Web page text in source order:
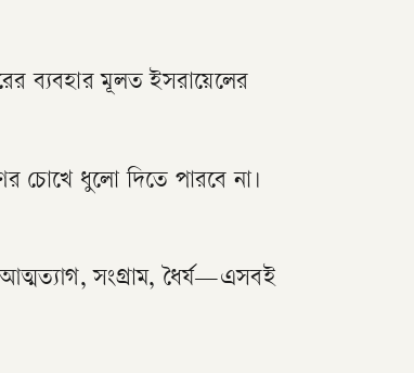
ব্যবহার মূলত ইসরায়েলের
চোখে ধুলো দিতে পারবে না।
সংগ্রাম, ধৈর্য—এসবই